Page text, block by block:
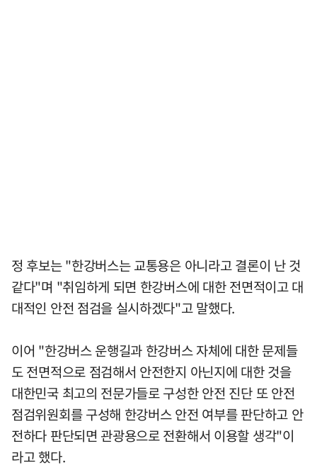
정 후보는 "한강버스는 교통용은 아니라고 결론이 난 것
같다"며 "취임하게 되면 한강버스에 대한 전면적이고 대
대적인 안전 점검을 실시하겠다"고 말했다.
이어 "한강버스 운행길과 한강버스 자체에 대한 문제들
도 전면적으로 점검해서 안전한지 아닌지에 대한 것을
대한민국 최고의 전문가들로 구성한 안전 진단 또 안전
점검위원회를 구성해 한강버스 안전 여부를 판단하고 안
전하다 판단되면 관광용으로 전환해서 이용할 생각"이
라고 했다.